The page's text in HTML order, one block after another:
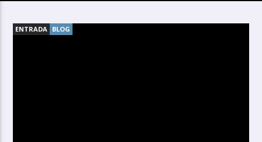
ENTRADA BLOG